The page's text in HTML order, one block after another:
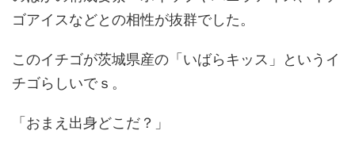
ゴアイスなどとの相性が抜群でした。
このイチゴが茨城県産の「いばらキッス」というイ
チゴらしいでｓ。
「おまえ出身どこだ？」